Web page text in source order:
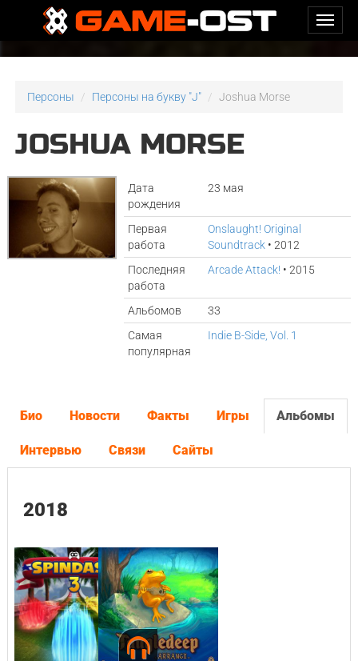
Персоны Персоны на букву "J" Joshua Morse
JOSHUA MORSE
Дата
рождения
23 мая
Первая
работа
Onslaught! Original
Soundtrack • 2012
Последняя
работа
Arcade Attack! • 2015
Альбомов
33
Самая
популярная
Indie B-Side, Vol. 1
Био Новости Факты Игры Альбомы
Интервью Связи Сайты
2018